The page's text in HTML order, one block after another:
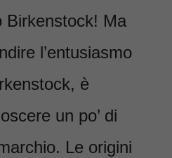
Birkenstock! Ma
l’entusiasmo
è
un po’ di
Le origini